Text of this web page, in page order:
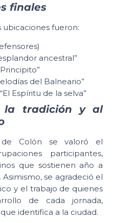
finales
ubicaciones fueron:
ancestral”
Principito”
del Balneario”
Espíritu de la selva”
la tradición y al
de Colón se valoró el
participantes,
que sostienen año a
se agradeció el
y el trabajo de quienes
de cada jornada,
identifica a la ciudad.